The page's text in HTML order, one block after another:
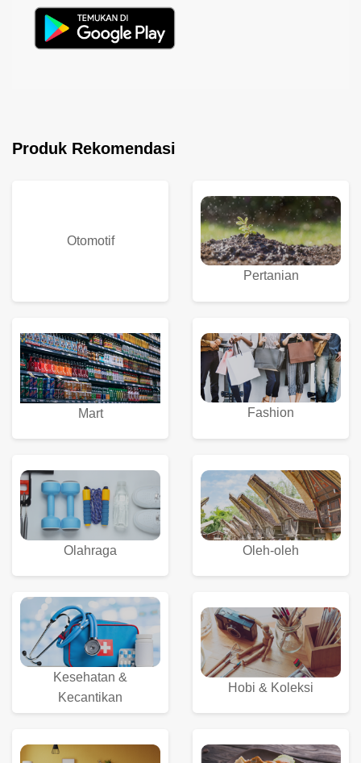
Produk Rekomendasi
Otomotif
Pertanian
Mart Fashion
Olahraga Oleh-oleh
Kesehatan &
Kecantikan
Hobi & Koleksi